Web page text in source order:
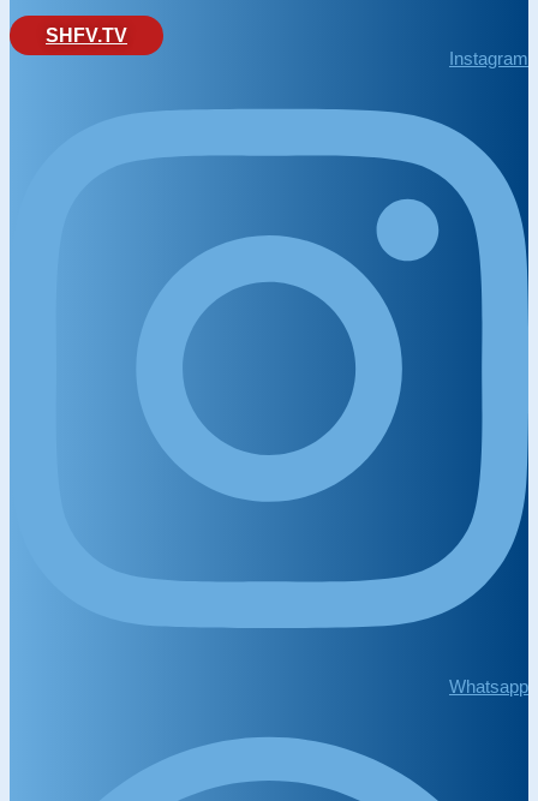
SHFV.TV
Instagram
Whatsapp